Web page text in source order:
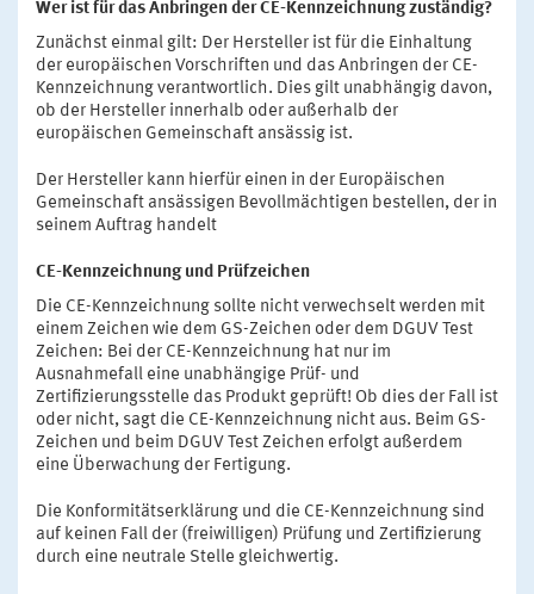
Wer ist für das Anbringen der CE-Kennzeichnung zuständig?
Zunächst einmal gilt: Der Hersteller ist für die Einhaltung
der europäischen Vorschriften und das Anbringen der CE-
Kennzeichnung verantwortlich. Dies gilt unabhängig davon,
ob der Hersteller innerhalb oder außerhalb der
europäischen Gemeinschaft ansässig ist.
Der Hersteller kann hierfür einen in der Europäischen
Gemeinschaft ansässigen Bevollmächtigen bestellen, der in
seinem Auftrag handelt
CE-Kennzeichnung und Prüfzeichen
Die CE-Kennzeichnung sollte nicht verwechselt werden mit
einem Zeichen wie dem GS-Zeichen oder dem DGUV Test
Zeichen: Bei der CE-Kennzeichnung hat nur im
Ausnahmefall eine unabhängige Prüf- und
Zertifizierungsstelle das Produkt geprüft! Ob dies der Fall ist
oder nicht, sagt die CE-Kennzeichnung nicht aus. Beim GS-
Zeichen und beim DGUV Test Zeichen erfolgt außerdem
eine Überwachung der Fertigung.
Die Konformitätserklärung und die CE-Kennzeichnung sind
auf keinen Fall der (freiwilligen) Prüfung und Zertifizierung
durch eine neutrale Stelle gleichwertig.